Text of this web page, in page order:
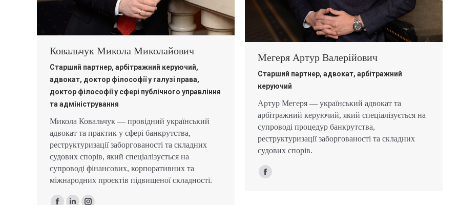
Ковальчук Микола Миколайович
Старший партнер, арбітражний керуючий,
адвокат, доктор філософії у галузі права,
доктор філософії у сфері публічного управління
та адміністрування
Микола Ковальчук — провідний український
адвокат та практик у сфері банкрутства,
реструктуризації заборгованості та складних
судових спорів, який спеціалізується на
супроводі фінансових, корпоративних та
міжнародних проєктів підвищеної складності.
Мегеря Артур Валерійович
Старший партнер, адвокат, арбітражний
керуючий
Артур Мегеря — український адвокат та
арбітражний керуючий, який спеціалізується на
супроводі процедур банкрутства,
реструктуризації заборгованості та складних
судових спорів.
Facebook